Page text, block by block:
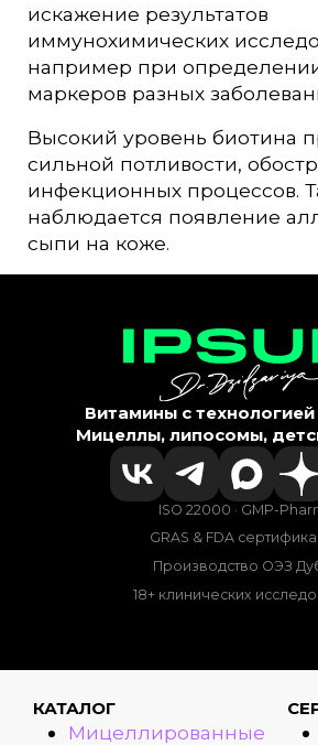
искажение результатов
иммунохимических
например при
маркеров разных
Высокий уровень биотина
сильной потливости,
инфекционных процессов.
наблюдается появление
сыпи на коже.
Витамины с технологией
Мицеллы, липосомы,
ISO 22000 · GMP-
GRAS & FDA
Производство ОЭЗ
18+ клинических
КАТАЛОГ
Мицеллированные